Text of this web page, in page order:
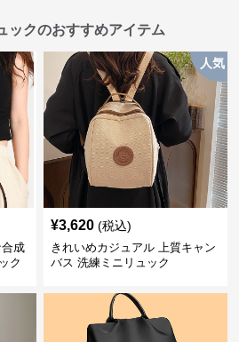
ックのおすすめアイテム
成
ク
人気
¥3,620 (税込)
きれいめカジュアル 上質キャン
バス 洗練ミニリュック